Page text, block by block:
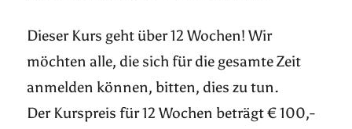
Dieser Kurs geht über 12 Wochen! Wir
möchten alle, die sich für die gesamte Zeit
anmelden können, bitten, dies zu tun.
Der Kurspreis für 12 Wochen beträgt € 100,-